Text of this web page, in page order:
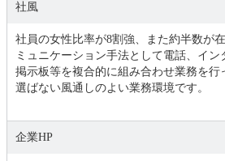
社風
社員の女性比率が8割強、また約半数が
ミュニケーション手法として電話、イン
掲示板等を複合的に組み合わせ業務を行
選ばない風通しのよい業務環境です。
企業HP